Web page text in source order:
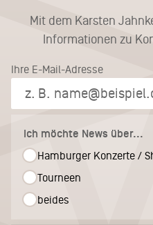
Mit dem Karsten
Informationen zu
Ihre E-Mail-Adresse
Ich möchte News über...
Hamburger Konzerte /
Tourneen
beides